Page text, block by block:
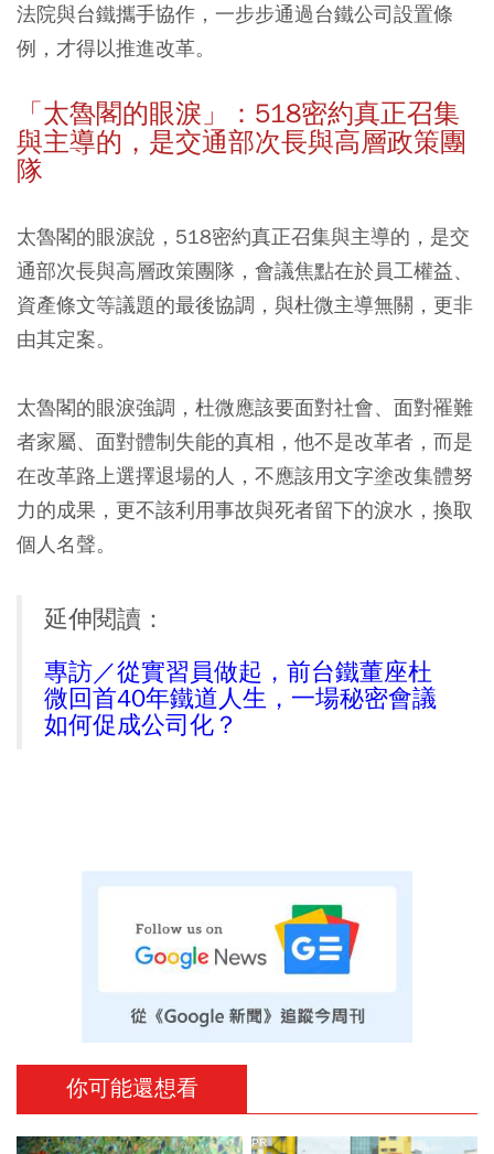
法院與台鐵攜手協作，一步步通過台鐵公司設置條
例，才得以推進改革。
「太魯閣的眼淚」：518密約真正召集
與主導的，是交通部次長與高層政策團
隊
太魯閣的眼淚說，518密約真正召集與主導的，是交
通部次長與高層政策團隊，會議焦點在於員工權益、
資產條文等議題的最後協調，與杜微主導無關，更非
由其定案。
太魯閣的眼淚強調，杜微應該要面對社會、面對罹難
者家屬、面對體制失能的真相，他不是改革者，而是
在改革路上選擇退場的人，不應該用文字塗改集體努
力的成果，更不該利用事故與死者留下的淚水，換取
個人名聲。
延伸閱讀：
專訪／從實習員做起，前台鐵董座杜
微回首40年鐵道人生，一場秘密會議
如何促成公司化？
你可能還想看
PR